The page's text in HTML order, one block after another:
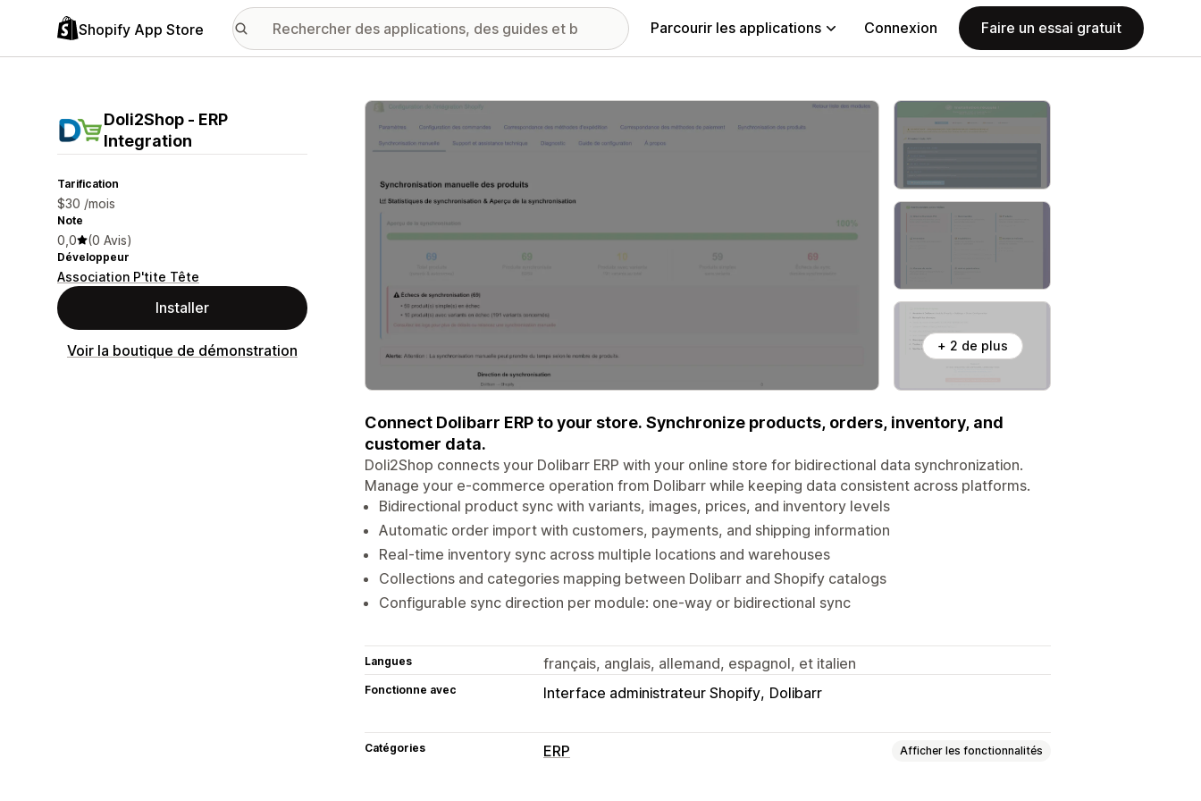
Shopify App Store Parcourir les applications Connexion Faire un essai gratuit
Doli2Shop ‑ ERP
Integration
Tarification
$30 /mois
Note
0,0 (0 Avis)
Développeur
Association P'tite Tête
Installer
Voir la boutique de démonstration
Galerie d’images vedette
+ 2 de plus
Connect Dolibarr ERP to your store. Synchronize products, orders, inventory, and
customer data.
Doli2Shop connects your Dolibarr ERP with your online store for bidirectional data synchronization.
Manage your e-commerce operation from Dolibarr while keeping data consistent across platforms.
Bidirectional product sync with variants, images, prices, and inventory levels
Automatic order import with customers, payments, and shipping information
Real-time inventory sync across multiple locations and warehouses
Collections and categories mapping between Dolibarr and Shopify catalogs
Configurable sync direction per module: one-way or bidirectional sync
Langues français, anglais, allemand, espagnol, et italien
Fonctionne avec Interface administrateur Shopify Dolibarr
Catégories ERP Afficher les fonctionnalités